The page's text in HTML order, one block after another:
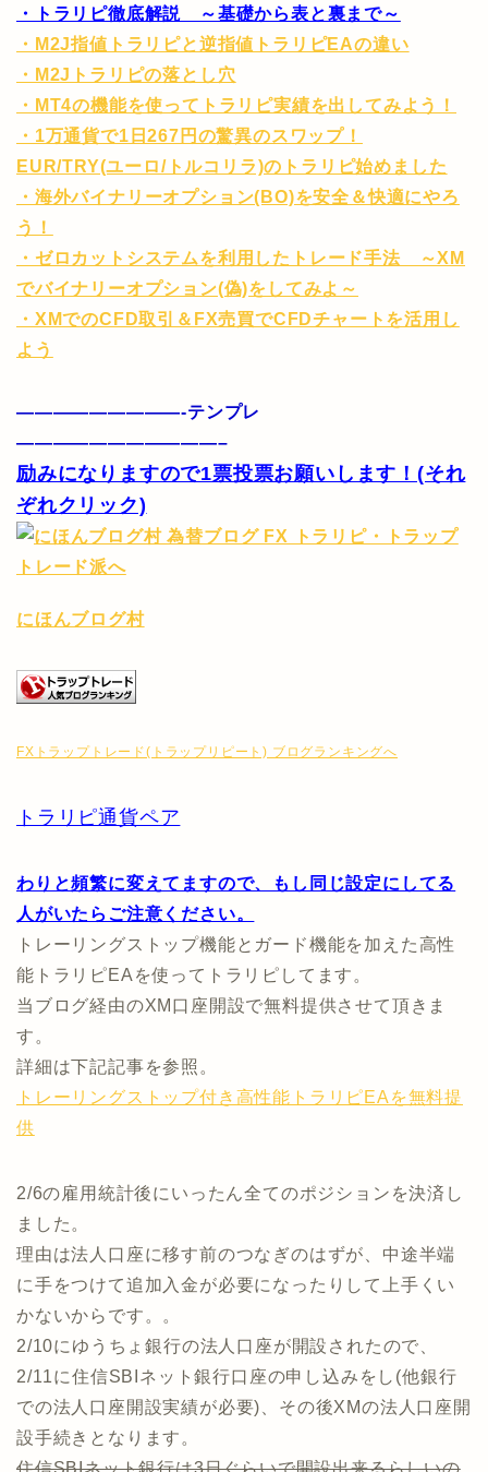
・トラリピ徹底解説 ～基礎から表と裏まで～
・M2J指値トラリピと逆指値トラリピEAの違い
・M2Jトラリピの落とし穴
・MT4の機能を使ってトラリピ実績を出してみよう！
・1万通貨で1日267円の驚異のスワップ！
EUR/TRY(ユーロ/トルコリラ)のトラリピ始めました
・海外バイナリーオプション(BO)を安全＆快適にやろ
う！
・ゼロカットシステムを利用したトレード手法 ～XM
でバイナリーオプション(偽)をしてみよ～
・XMでのCFD取引＆FX売買でCFDチャートを活用し
よう
—————————-テンプレ
———————————–
励みになりますので1票投票お願いします！(それ
ぞれクリック)
にほんブログ村
FXトラップトレード(トラップリピート) ブログランキングへ
トラリピ通貨ペア
わりと頻繁に変えてますので、もし同じ設定にしてる
人がいたらご注意ください。
トレーリングストップ機能とガード機能を加えた高性
能トラリピEAを使ってトラリピしてます。
当ブログ経由のXM口座開設で無料提供させて頂きま
す。
詳細は下記記事を参照。
トレーリングストップ付き高性能トラリピEAを無料提
供
2/6の雇用統計後にいったん全てのポジションを決済し
ました。
理由は法人口座に移す前のつなぎのはずが、中途半端
に手をつけて追加入金が必要になったりして上手くい
かないからです。。
2/10にゆうちょ銀行の法人口座が開設されたので、
2/11に住信SBIネット銀行口座の申し込みをし(他銀行
での法人口座開設実績が必要)、その後XMの法人口座開
設手続きとなります。
住信SBIネット銀行は3日ぐらいで開設出来るらしいの